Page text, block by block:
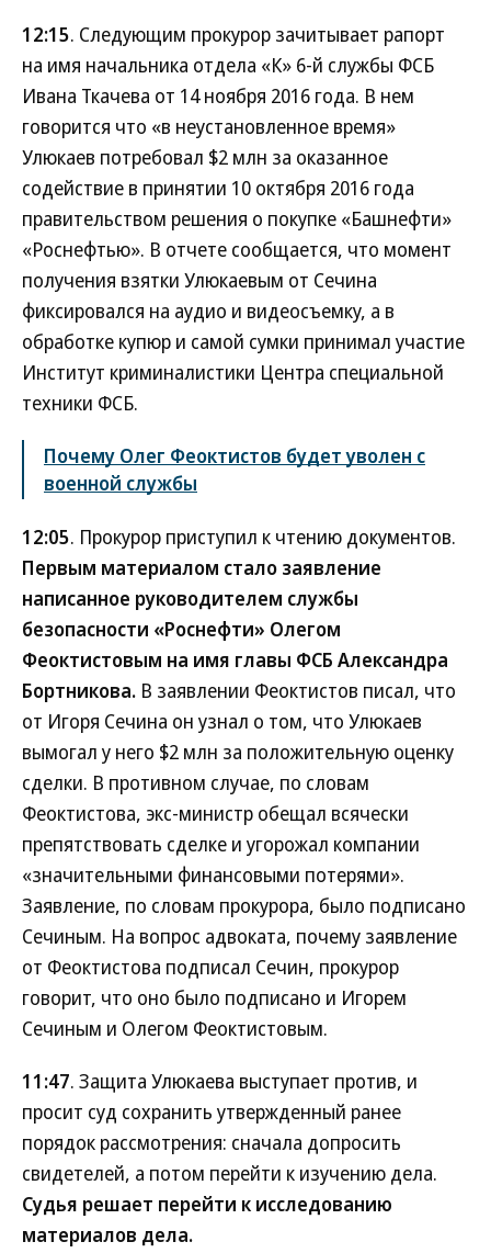
12:15. Следующим прокурор зачитывает рапорт
на имя начальника отдела «К» 6-й службы ФСБ
Ивана Ткачева от 14 ноября 2016 года. В нем
говорится что «в неустановленное время»
Улюкаев потребовал $2 млн за оказанное
содействие в принятии 10 октября 2016 года
правительством решения о покупке «Башнефти»
«Роснефтью». В отчете сообщается, что момент
получения взятки Улюкаевым от Сечина
фиксировался на аудио и видеосъемку, а в
обработке купюр и самой сумки принимал участие
Институт криминалистики Центра специальной
техники ФСБ.
Почему Олег Феоктистов будет уволен с
военной службы
12:05. Прокурор приступил к чтению документов.
Первым материалом стало заявление
написанное руководителем службы
безопасности «Роснефти» Олегом
Феоктистовым на имя главы ФСБ Александра
Бортникова. В заявлении Феоктистов писал, что
от Игоря Сечина он узнал о том, что Улюкаев
вымогал у него $2 млн за положительную оценку
сделки. В противном случае, по словам
Феоктистова, экс-министр обещал всячески
препятствовать сделке и угорожал компании
«значительными финансовыми потерями».
Заявление, по словам прокурора, было подписано
Сечиным. На вопрос адвоката, почему заявление
от Феоктистова подписал Сечин, прокурор
говорит, что оно было подписано и Игорем
Сечиным и Олегом Феоктистовым.
11:47. Защита Улюкаева выступает против, и
просит суд сохранить утвержденный ранее
порядок рассмотрения: сначала допросить
свидетелей, а потом перейти к изучению дела.
Судья решает перейти к исследованию
материалов дела.